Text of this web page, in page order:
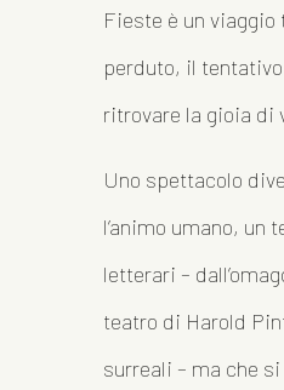
Fieste è un
perduto, il
ritrovare la gioia di
Uno spettacolo
l’animo umano,
letterari –
teatro di Harold
surreali – ma che